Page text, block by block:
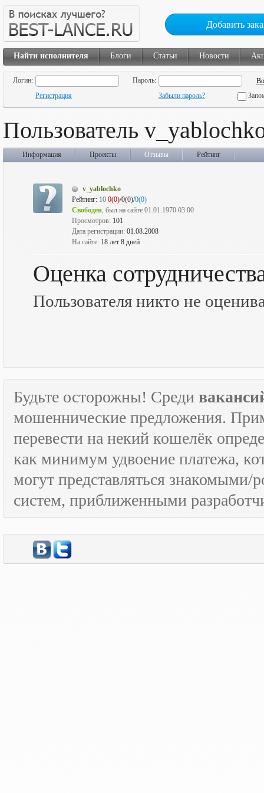
Добавить
Найти исполнителя Блоги Статьи Новости
Логин:
Пароль:
Регистрация
Забыли пароль?
Пользователь
Информация Проекты Отзывы Рейтинг
v_yablochko
Рейтинг: 10 0(0)/0(0)/0(0)
Свободен, был на сайте 01.01.1970 03:00
Просмотров: 101
Дата регистрации: 01.08.2008
На сайте: 18 лет 8 дней
Оценка
Пользователя никто не
Будьте осторожны! Среди
мошеннические предложения.
перевести на некий кошелёк
как минимум удвоение платежа,
могут представляться знакомыми/
систем, приближенными